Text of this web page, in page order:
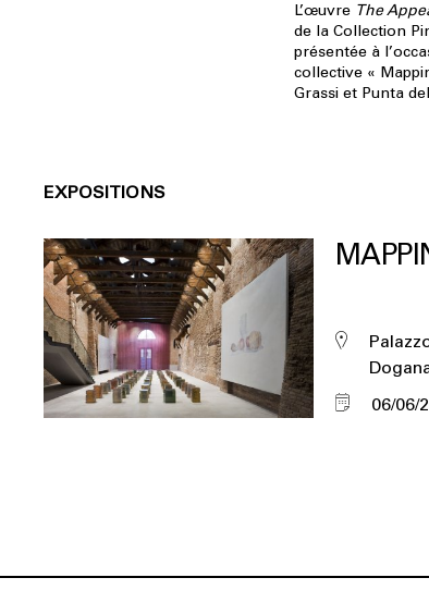
L’œuvre The
de la Collection
présentée à
collective «
Grassi et Punta
EXPOSITIONS
06/06/